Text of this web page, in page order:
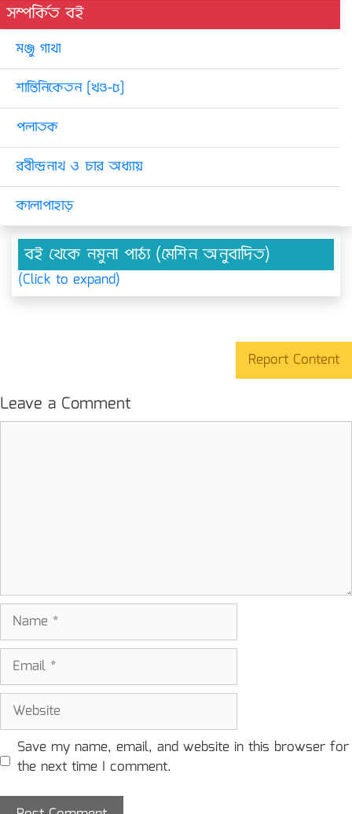
সম্পর্কিত বই
মঞ্জু গাথা
শান্তিনিকেতন [খণ্ড-৫]
পলাতক
রবীন্দ্রনাথ ও চার অধ্যায়
কালাপাহাড়
বই থেকে নমুনা পাঠ্য (মেশিন অনুবাদিত)
(Click to expand)
Report Content
Leave a Comment
Name
Email
Website
Save my name, email, and website in this browser for
the next time I comment.